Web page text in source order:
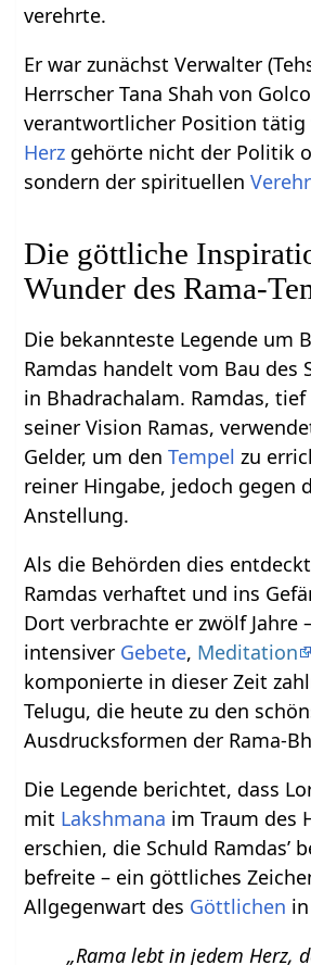
verehrte.
Er war zunächst Verwalter
Herrscher Tana Shah von
verantwortlicher Position tätig
Herz gehörte nicht der Politik
sondern der spirituellen
Die göttliche
Wunder des Rama-
Die bekannteste Legende um
Ramdas handelt vom Bau des
in Bhadrachalam. Ramdas,
seiner Vision Ramas,
Gelder, um denTempel zu
reiner Hingabe, jedoch gegen
Anstellung.
Als die Behörden dies
Ramdas verhaftet und ins
Dort verbrachte er zwölf Jahre
intensiver Gebete, Meditation
komponierte in dieser Zeit
Telugu, die heute zu den
Ausdrucksformen der Rama-
Die Legende berichtet, dass
mit Lakshmana im Traum des
erschien, die Schuld Ramdas’
befreite – ein göttliches
Allgegenwart des Göttlichen
„Rama lebt in jedem Herz,